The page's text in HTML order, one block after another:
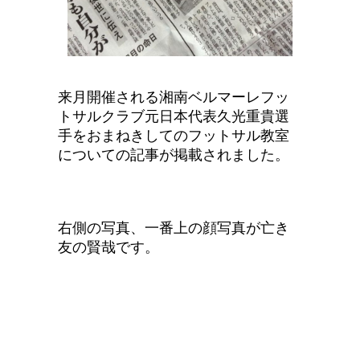
来月開催される湘南ベルマーレフッ
トサルクラブ元日本代表久光重貴選
手をおまねきしてのフットサル教室
についての記事が掲載されました。
右側の写真、一番上の顔写真が亡き
友の賢哉です。